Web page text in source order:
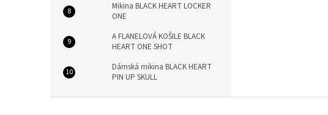
Mikina BLACK HEART LOCKER
ONE
A FLANELOVÁ KOŠILE BLACK
HEART ONE SHOT
Dámská mikina BLACK HEART
PIN UP SKULL